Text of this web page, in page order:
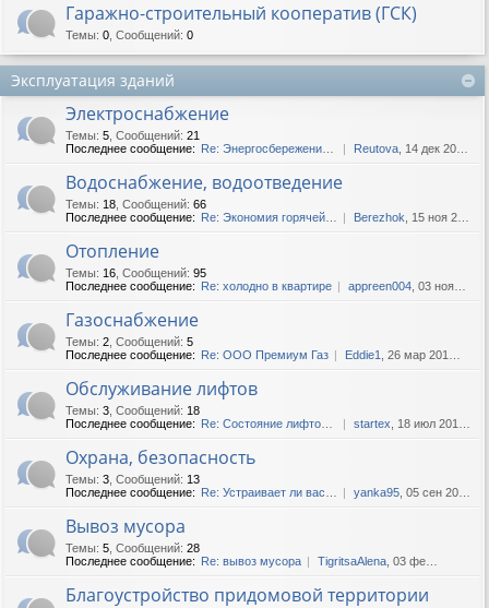
Гаражно-строительный кооператив (ГСК)
Темы: 0 Сообщений: 0
Эксплуатация зданий
Электроснабжение
Темы: 5 Сообщений: 21
Последнее сообщение: Re: Энергосбережение в дома... Reutova , 14 дек 2020, 11:15
Водоснабжение, водоотведение
Темы: 18 Сообщений: 66
Последнее сообщение: Re: Экономия горячей воды. Berezhok , 15 ноя 2020, 18:45
Отопление
Темы: 16 Сообщений: 95
Последнее сообщение: Re: холодно в квартире appreen004 , 03 ноя 2022, 13:44
Газоснабжение
Темы: 2 Сообщений: 5
Последнее сообщение: Re: ООО Премиум Газ Eddie1 , 26 мар 2016, 18:04
Обслуживание лифтов
Темы: 3 Сообщений: 18
Последнее сообщение: Re: Состояние лифтов в наши... startex , 18 июл 2019, 10:34
Охрана, безопасность
Темы: 3 Сообщений: 13
Последнее сообщение: Re: Устраивает ли вас охран... yanka95 , 05 сен 2017, 10:14
Вывоз мусора
Темы: 5 Сообщений: 28
Последнее сообщение: Re: вывоз мусора TigritsaAlena , 03 фев 2020, 13:55
Благоустройство придомовой территории